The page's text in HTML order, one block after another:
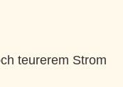
teurerem Strom